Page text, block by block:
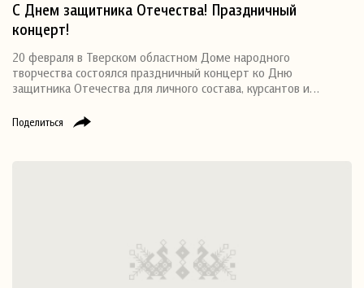
Поделиться
С Днем защитника Отечества! Праздничный
концерт!
20 февраля в Тверском областном Доме народного
творчества состоялся праздничный концерт ко Дню
защитника Отечества для личного состава, курсантов и…